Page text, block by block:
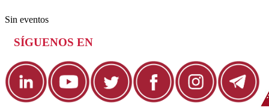
Sin eventos
SÍGUENOS EN